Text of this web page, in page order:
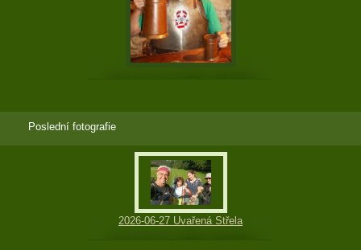
Poslední fotografie
2026-06-27 Uvařená Střela